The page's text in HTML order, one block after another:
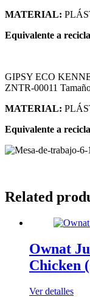
MATERIAL:
Equivalente a
GIPSY ECO
ZNTR-00011
MATERIAL:
Equivalente a
Related
Ownat
Chicken
Ver detalles